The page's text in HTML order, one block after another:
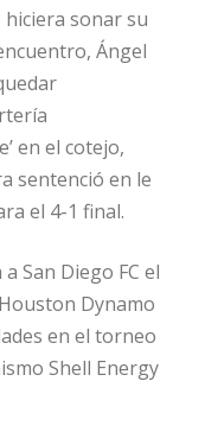
sonar su
Ángel
en el cotejo,
sentenció en le
el 4-1 final.
San Diego FC el
Dynamo
en el torneo
Shell Energy